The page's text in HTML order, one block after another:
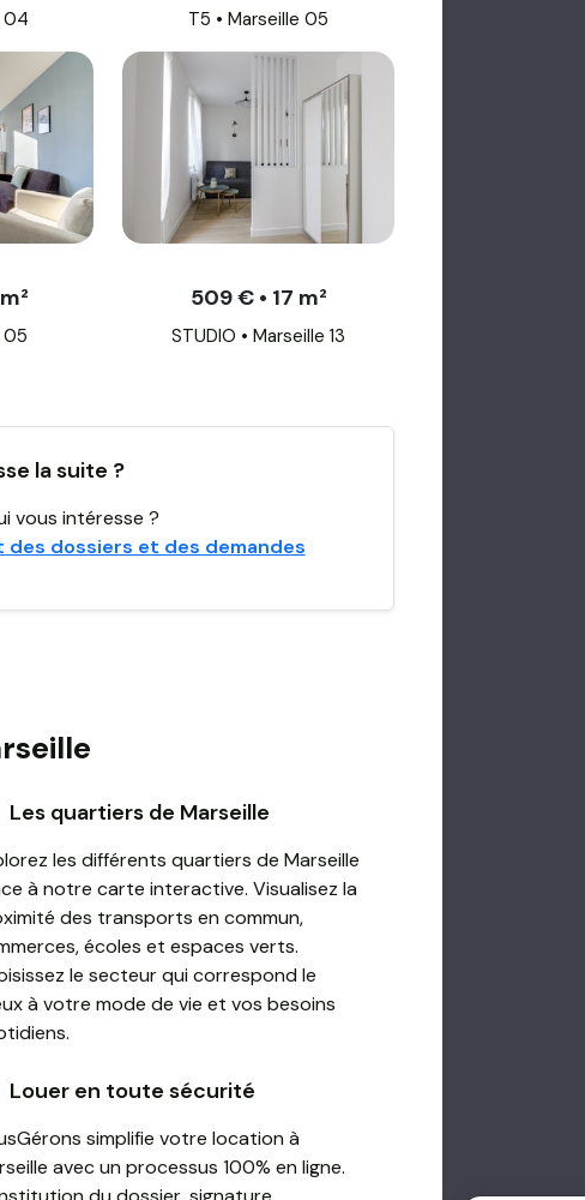
04 T5 • Marseille 05
05
509 € • 17 m²
STUDIO • Marseille 13
la suite ?
vous intéresse ?
dossiers et des demandes
Les quartiers de Marseille
les différents quartiers de Marseille
à notre carte interactive. Visualisez la
des transports en commun,
écoles et espaces verts.
le secteur qui correspond le
à votre mode de vie et vos besoins
Louer en toute sécurité
simplifie votre location à
avec un processus 100% en ligne.